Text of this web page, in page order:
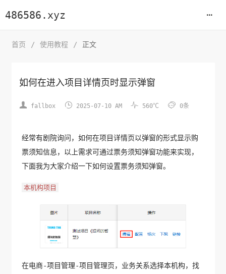
486586.xyz
首页 / 使用教程 / 正文
如何在进入项目详情页时显示弹窗
 fallbox  2025-07-10 AM  560℃  0条
经常有剧院询问，如何在项目详情页以弹窗的形式显示购
票须知信息，以上需求可通过票务须知弹窗功能来实现，
下面我为大家介绍一下如何设置票务须知弹窗。
本机构项目
在电商-项目管理-项目管理页，业务关系选择本机构，找